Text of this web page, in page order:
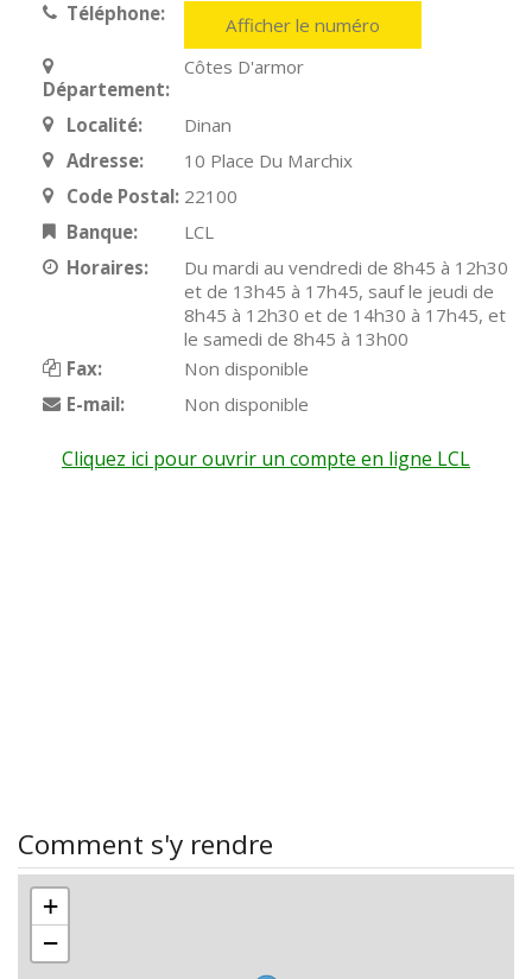
Téléphone: Afficher le numéro
Département:
Côtes D'armor
Localité:
Dinan
Adresse:
10 Place Du Marchix
Code Postal: 22100
Banque:
LCL
Horaires:
Du mardi au vendredi de 8h45 à 12h30
et de 13h45 à 17h45, sauf le jeudi de
8h45 à 12h30 et de 14h30 à 17h45, et
le samedi de 8h45 à 13h00
Fax:
Non disponible
E-mail:
Non disponible
Cliquez ici pour ouvrir un compte en ligne LCL
Comment s'y rendre
+
−